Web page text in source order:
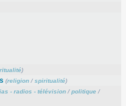
)
(religion/spiritualité)
- radios - télévision/politique/